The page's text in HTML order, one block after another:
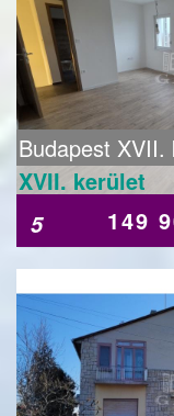
Budapest XVII.
XVII. kerület
5 149